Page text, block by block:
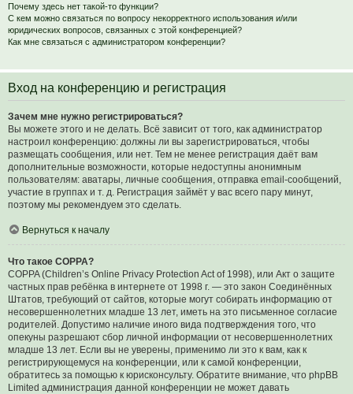
Почему здесь нет такой-то функции?
С кем можно связаться по вопросу некорректного использования и/или
юридических вопросов, связанных с этой конференцией?
Как мне связаться с администратором конференции?
Вход на конференцию и регистрация
Зачем мне нужно регистрироваться?
Вы можете этого и не делать. Всё зависит от того, как администратор
настроил конференцию: должны ли вы зарегистрироваться, чтобы
размещать сообщения, или нет. Тем не менее регистрация даёт вам
дополнительные возможности, которые недоступны анонимным
пользователям: аватары, личные сообщения, отправка email-сообщений,
участие в группах и т. д. Регистрация займёт у вас всего пару минут,
поэтому мы рекомендуем это сделать.
Вернуться к началу
Что такое COPPA?
COPPA (Children’s Online Privacy Protection Act of 1998), или Акт о защите
частных прав ребёнка в интернете от 1998 г. — это закон Соединённых
Штатов, требующий от сайтов, которые могут собирать информацию от
несовершеннолетних младше 13 лет, иметь на это письменное согласие
родителей. Допустимо наличие иного вида подтверждения того, что
опекуны разрешают сбор личной информации от несовершеннолетних
младше 13 лет. Если вы не уверены, применимо ли это к вам, как к
регистрирующемуся на конференции, или к самой конференции,
обратитесь за помощью к юрисконсульту. Обратите внимание, что phpBB
Limited администрация данной конференции не может давать